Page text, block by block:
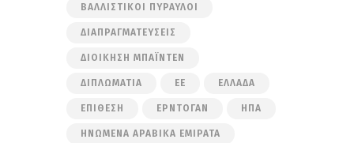
ΒΑΛΛΙΣΤΙΚΟΊ ΠΎΡΑΥΛΟΙ
ΔΙΑΠΡΑΓΜΑΤΕΎΣΕΙΣ
ΔΙΟΊΚΗΣΗ ΜΠΆΙΝΤΕΝ
ΔΙΠΛΩΜΑΤΊΑ ΕΕ ΕΛΛΆΔΑ
ΕΠΊΘΕΣΗ ΕΡΝΤΟΓΆΝ ΗΠΑ
ΗΝΩΜΈΝΑ ΑΡΑΒΙΚΆ ΕΜΙΡΆΤΑ